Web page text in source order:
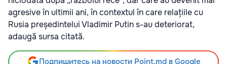
agresive în ultimii ani, în contextul în care relațiile cu
Rusia președintelui Vladimir Putin s-au deteriorat,
adaugă sursa citată.
Подпишитесь на новости Point.md в Google